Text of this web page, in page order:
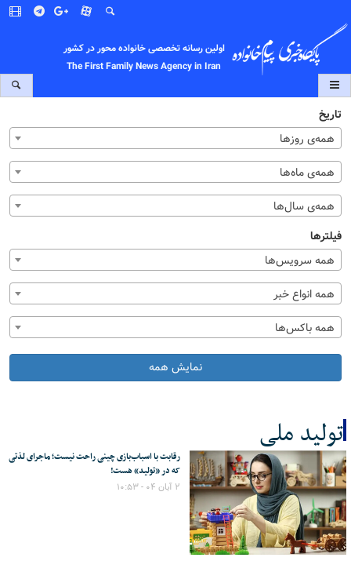
اولین رسانه تخصصی خانواده محور در کشور
The First Family News Agency in Iran
تاریخ
همه‌ی روزها
همه‌ی ماه‌ها
همه‌ی سال‌ها
فیلترها
همه سرویس‌ها
همه انواع خبر
همه باکس‌ها
نمایش همه
تولید ملی
کل اخبار:8
رقابت با اسباب‌بازی چینی راحت نیست؛ ماجرای لذتی
که در «تولید» هست!
۲ آبان ۰۴ - ۱۰:۵۳